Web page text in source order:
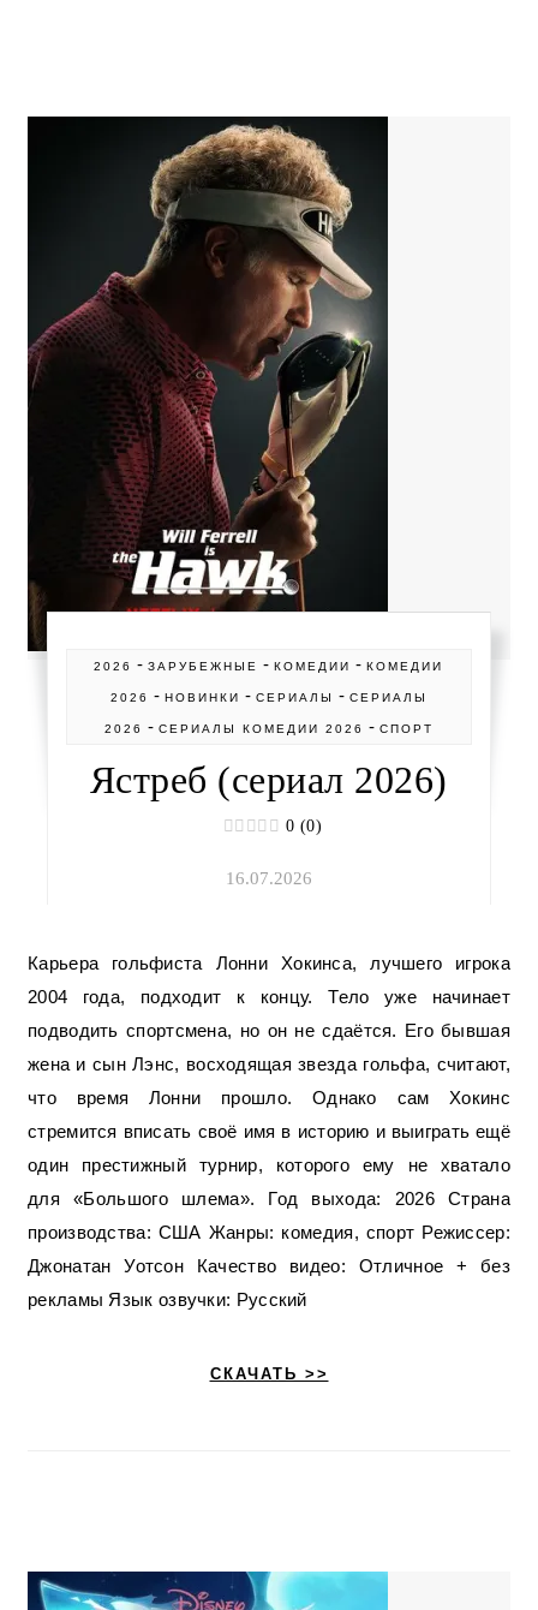
2026 -ЗАРУБЕЖНЫЕ -КОМЕДИИ -КОМЕДИИ
2026 - НОВИНКИ - СЕРИАЛЫ - СЕРИАЛЫ
2026 - СЕРИАЛЫ КОМЕДИИ 2026 - СПОРТ
Ястреб (сериал 2026)
0 (0)
16.07.2026
Карьера гольфиста Лонни Хокинса, лучшего игрока
2004 года, подходит к концу. Тело уже начинает
подводить спортсмена, но он не сдаётся. Его бывшая
жена и сын Лэнс, восходящая звезда гольфа, считают,
что время Лонни прошло. Однако сам Хокинс
стремится вписать своё имя в историю и выиграть ещё
один престижный турнир, которого ему не хватало
для «Большого шлема». Год выхода: 2026 Страна
производства: США Жанры: комедия, спорт Режиссер:
Джонатан Уотсон Качество видео: Отличное + без
рекламы Язык озвучки: Русский
СКАЧАТЬ >>